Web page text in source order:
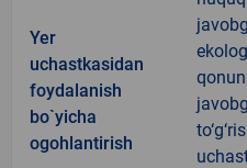
Yer
uchastkasidan
foydalanish
bo`yicha
ogohlantirish